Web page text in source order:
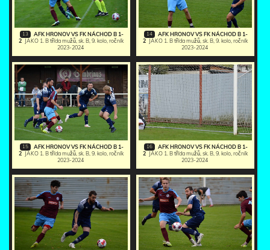
13
AFK HRONOV VS FK NÁCHOD B 1-
2 JAKO 1. B třída mužů, sk. B, 9. kolo, ročník
2023-2024
14
AFK HRONOV VS FK NÁCHOD B 1-
2 JAKO 1. B třída mužů, sk. B, 9. kolo, ročník
2023-2024
15
AFK HRONOV VS FK NÁCHOD B 1-
2 JAKO 1. B třída mužů, sk. B, 9. kolo, ročník
2023-2024
16
AFK HRONOV VS FK NÁCHOD B 1-
2 JAKO 1. B třída mužů, sk. B, 9. kolo, ročník
2023-2024